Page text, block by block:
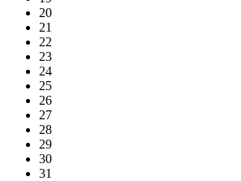
20
21
22
23
24
25
26
27
28
29
30
31